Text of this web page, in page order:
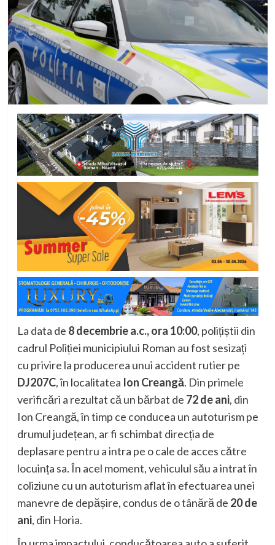
La data de 8 decembrie a.c., ora 10:00, polițiștii din
cadrul Poliției municipiului Roman au fost sesizați
cu privire la producerea unui accident rutier pe
DJ207C, în localitatea Ion Creangă. Din primele
verificări a rezultat că un bărbat de 72 de ani, din
Ion Creangă, în timp ce conducea un autoturism pe
drumul județean, ar fi schimbat direcția de
deplasare pentru a intra pe o cale de acces către
locuința sa. În acel moment, vehiculul său a intrat în
coliziune cu un autoturism aflat în efectuarea unei
manevre de depășire, condus de o tânără de 20 de
ani, din Horia.